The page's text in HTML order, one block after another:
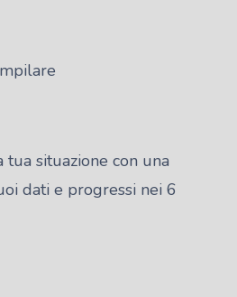
situazione con una
dati e progressi nei 6